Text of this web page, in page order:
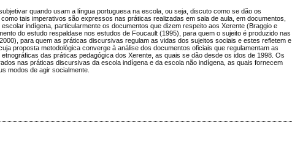
quando usam a língua portuguesa na escola, ou seja, discuto como se dão os
tais imperativos são expressos nas práticas realizadas em sala de aula, em documentos,
indígena, particularmente os documentos que dizem respeito aos Xerente (Braggio e
do estudo respaldase nos estudos de Foucault (1995), para quem o sujeito é produzido nas
para quem as práticas discursivas regulam as vidas dos sujeitos sociais e estes refletem e
proposta metodológica converge à análise dos documentos oficiais que regulamentam as
das práticas pedagógica dos Xerente, as quais se dão desde os idos de 1998. Os
nas práticas discursivas da escola indígena e da escola não indígena, as quais fornecem
modos de agir socialmente.